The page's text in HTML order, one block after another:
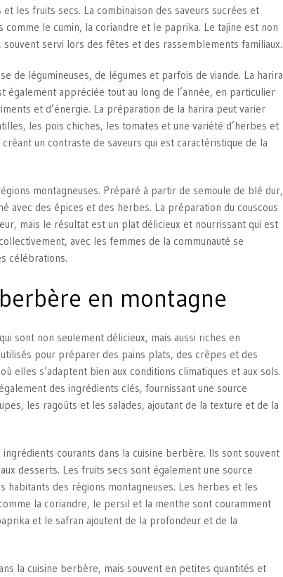
les fruits secs. La combinaison des saveurs sucrées et
le cumin, la coriandre et le paprika. Le tajine est non
servi lors des fêtes et des rassemblements familiaux.
de légumineuses, de légumes et parfois de viande. La harira
appréciée tout au long de l’année, en particulier
et d’énergie. La préparation de la harira peut varier
les pois chiches, les tomates et une variété d’herbes et
un contraste de saveurs qui est caractéristique de la
montagneuses. Préparé à partir de semoule de blé dur,
avec des épices et des herbes. La préparation du couscous
mais le résultat est un plat délicieux et nourrissant qui est
avec les femmes de la communauté se
célébrations.
en montagne
sont non seulement délicieux, mais aussi riches en
pour préparer des pains plats, des crêpes et des
elles s’adaptent bien aux conditions climatiques et aux sols.
des ingrédients clés, fournissant une source
les ragoûts et les salades, ajoutant de la texture et de la
courants dans la cuisine berbère. Ils sont souvent
desserts. Les fruits secs sont également une source
des régions montagneuses. Les herbes et les
la coriandre, le persil et la menthe sont couramment
et le safran ajoutent de la profondeur et de la
la cuisine berbère, mais souvent en petites quantités et